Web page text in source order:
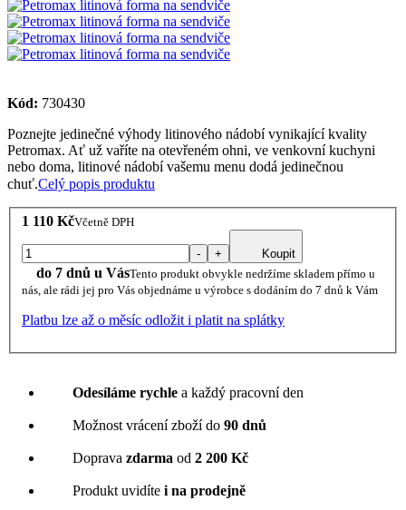
Kód: 730430
Poznejte jedinečné výhody litinového nádobí vynikající kvality
Petromax. Ať už vaříte na otevřeném ohni, ve venkovní kuchyni
nebo doma, litinové nádobí vašemu menu dodá jedinečnou
chuť.Celý popis produktu
1 110 KčVčetně DPH
- + Koupit
do 7 dnů u VásTento produkt obvykle nedržíme skladem přímo u
nás, ale rádi jej pro Vás objednáme u výrobce s dodáním do 7 dnů k Vám
Platbu lze až o měsíc odložit i platit na splátky
Odesíláme rychle a každý pracovní den
Možnost vrácení zboží do 90 dnů
Doprava zdarma od 2 200 Kč
Produkt uvidíte i na prodejně